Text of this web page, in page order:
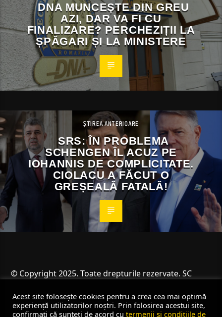
DNA MUNCEȘTE DIN GREU
AZI, DAR VA FI CU
FINALIZARE? PERCHEZIȚII LA
ȘPĂGARI ȘI LA MINISTERE
ȘTIREA ANTERIOARE
SRS: ÎN PROBLEMA
SCHENGEN ÎL ACUZ PE
IOHANNIS DE COMPLICITATE.
CIOLACU A FĂCUT O
GREȘEALĂ FATALĂ!
© Copyright 2025. Toate drepturile rezervate. SC
Acest site folosește cookies pentru a crea cea mai optimă
experiență utilizatorilor noștri. Prin folosirea acestui site,
confirmați că sunteți de acord cu termenii și condițiile de